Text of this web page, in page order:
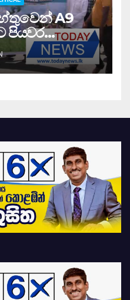
A9
පියවර…